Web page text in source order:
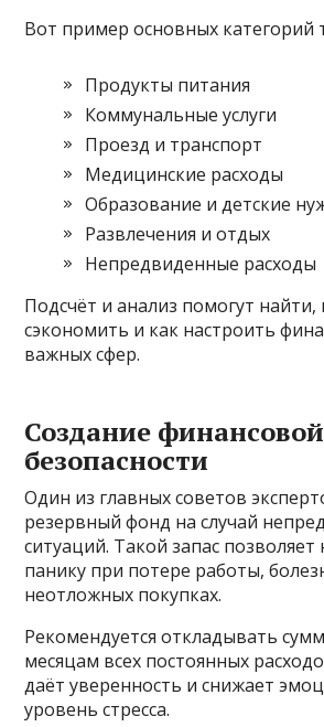
Вот пример основных категорий
Продукты питания
Коммунальные услуги
Проезд и транспорт
Медицинские расходы
Образование и детские
Развлечения и отдых
Непредвиденные расходы
Подсчёт и анализ помогут
сэкономить и как настроить
важных сфер.
Создание
безопасности
Один из главных советов
резервный фонд на случай
ситуаций. Такой запас позволяет
панику при потере работы,
неотложных покупках.
Рекомендуется откладывать
месяцам всех постоянных
даёт уверенность и снижает
уровень стресса.